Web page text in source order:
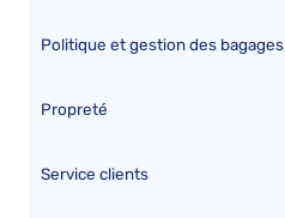
Politique et gestion des bagages
Propreté
Service clients